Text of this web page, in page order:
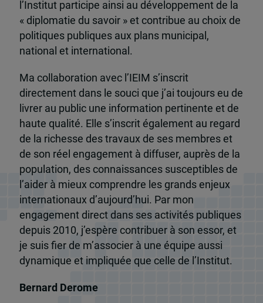
l’Institut participe ainsi au développement de la
« diplomatie du savoir » et contribue au choix de
politiques publiques aux plans municipal,
national et international.
Ma collaboration avec l’IEIM s’inscrit
directement dans le souci que j’ai toujours eu de
livrer au public une information pertinente et de
haute qualité. Elle s’inscrit également au regard
de la richesse des travaux de ses membres et
de son réel engagement à diffuser, auprès de la
population, des connaissances susceptibles de
l’aider à mieux comprendre les grands enjeux
internationaux d’aujourd’hui. Par mon
engagement direct dans ses activités publiques
depuis 2010, j’espère contribuer à son essor, et
je suis fier de m’associer à une équipe aussi
dynamique et impliquée que celle de l’Institut.
Bernard Derome